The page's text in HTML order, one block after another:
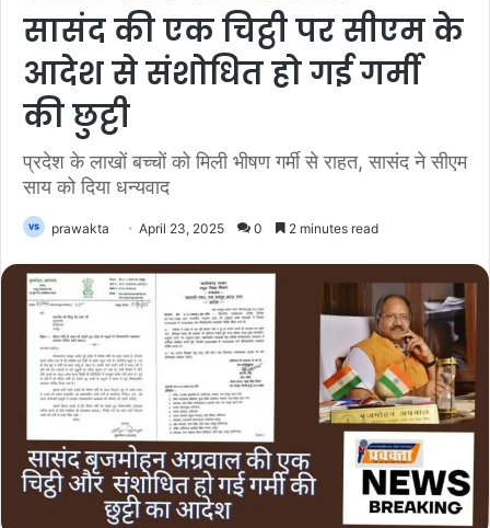
सासंद की एक चिट्ठी पर सीएम के
आदेश से संशोधित हो गई गर्मी
की छुट्टी
प्रदेश के लाखों बच्चों को मिली भीषण गर्मी से राहत, सासंद ने सीएम
साय को दिया धन्यवाद
prawakta April 23, 2025 0 2 minutes read